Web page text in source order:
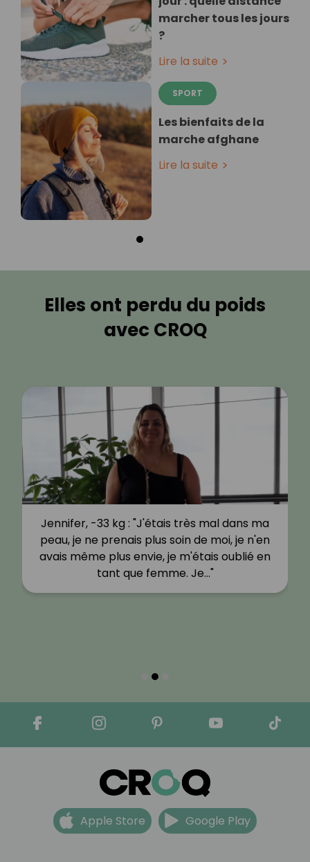
marcher tous les jours
?
Lire la suite
SPORT
Les bienfaits de la
marche afghane
Lire la suite
Elles ont perdu du poids
avec CROQ
Jennifer, -33 kg : "J'étais très mal dans ma
peau, je ne prenais plus soin de moi, je n'en
avais même plus envie, je m'étais oublié en
tant que femme. Je…"
Apple Store Google Play